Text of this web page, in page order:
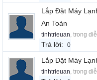
Lắp Đặt Máy
An Toàn
tinhtrieuan, trong
Trả lời: 0
Lắp Đặt Máy
tinhtrieuan, trong